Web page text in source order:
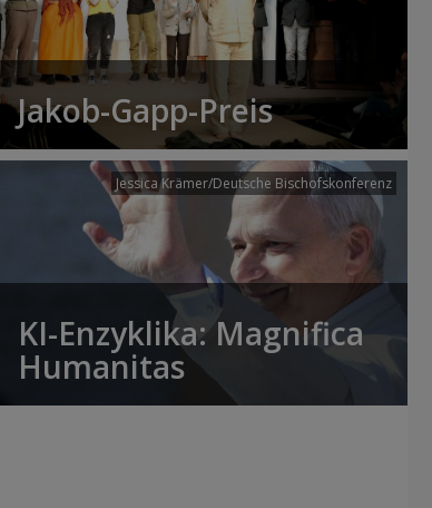
Jakob-Gapp-Preis
Jessica Krämer/Deutsche Bischofskonferenz
KI-Enzyklika: Magnifica
Humanitas